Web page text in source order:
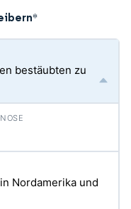
*
bestäubten zu
Nordamerika und